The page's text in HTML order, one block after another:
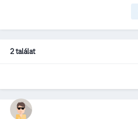
2 találat